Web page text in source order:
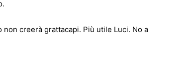
creerà grattacapi. Più utile Luci. No a